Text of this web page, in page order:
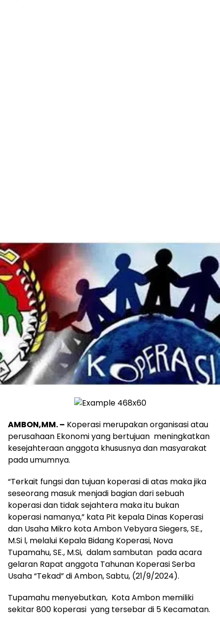
AMBON,MM. – Koperasi merupakan organisasi atau
perusahaan Ekonomi yang bertujuan meningkatkan
kesejahteraan anggota khususnya dan masyarakat
pada umumnya.
“Terkait fungsi dan tujuan koperasi di atas maka jika
seseorang masuk menjadi bagian dari sebuah
koperasi dan tidak sejahtera maka itu bukan
koperasi namanya,” kata Pit kepala Dinas Koperasi
dan Usaha Mikro kota Ambon Vebyara Siegers, SE.,
M.Si l, melalui Kepala Bidang Koperasi, Nova
Tupamahu, SE., M.Si, dalam sambutan pada acara
gelaran Rapat anggota Tahunan Koperasi Serba
Usaha “Tekad” di Ambon, Sabtu, (21/9/2024).
Tupamahu menyebutkan, Kota Ambon memiliki
sekitar 800 koperasi yang tersebar di 5 Kecamatan.